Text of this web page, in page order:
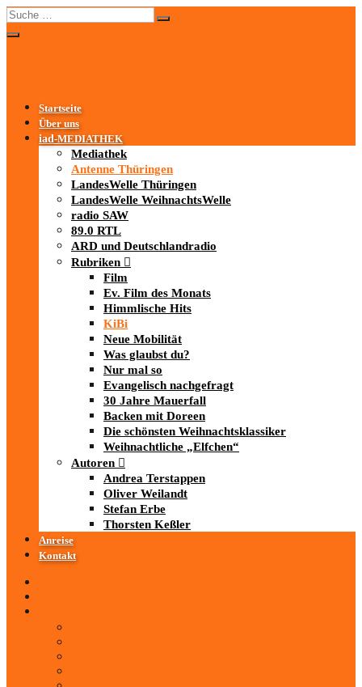
Startseite
Über uns
iad-MEDIATHEK
Mediathek
Antenne Thüringen
LandesWelle Thüringen
LandesWelle WeihnachtsWelle
radio SAW
89.0 RTL
ARD und Deutschlandradio
Rubriken
Film
Ev. Film des Monats
Himmlische Hits
KiBi
Neue Mobilität
Was glaubst du?
Nur mal so
Evangelisch nachgefragt
30 Jahre Mauerfall
Backen mit Doreen
Die schönsten Weihnachtsklassiker
Weihnachtliche „Elfchen“
Autoren
Andrea Terstappen
Oliver Weilandt
Stefan Erbe
Thorsten Keßler
Anreise
Kontakt